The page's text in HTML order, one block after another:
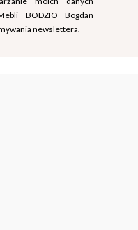
BODZIO Bogdan
newslettera.